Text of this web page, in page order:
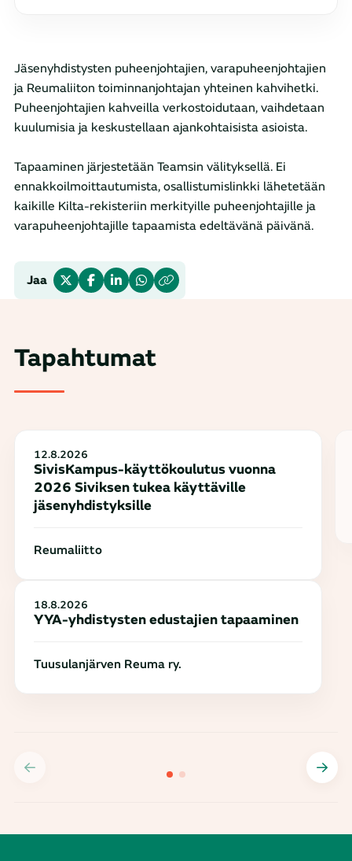
Jäsenyhdistysten puheenjohtajien, varapuheenjohtajien
ja Reumaliiton toiminnanjohtajan yhteinen kahvihetki.
Puheenjohtajien kahveilla verkostoidutaan, vaihdetaan
kuulumisia ja keskustellaan ajankohtaisista asioista.
Tapaaminen järjestetään Teamsin välityksellä. Ei
ennakkoilmoittautumista, osallistumislinkki lähetetään
kaikille Kilta-rekisteriin merkityille puheenjohtajille ja
varapuheenjohtajille tapaamista edeltävänä päivänä.
Jaa
Tapahtumat
12.8.2026
SivisKampus-käyttökoulutus vuonna
2026 Siviksen tukea käyttäville
jäsenyhdistyksille
Reumaliitto
18.8.2026
YYA-yhdistysten edustajien tapaaminen
Tuusulanjärven Reuma ry.